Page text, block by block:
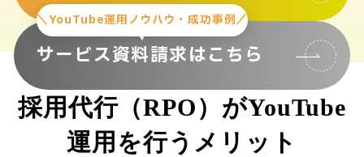
＼YouTube運用ノウハウ・成功事例／
サービス資料請求はこちら
採用代行（RPO）がYouTube
運用を行うメリット